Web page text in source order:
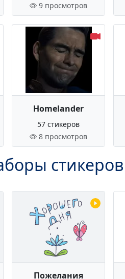
9 просмотров
Homelander
57 стикеров
8 просмотров
стикеров
Пожелания